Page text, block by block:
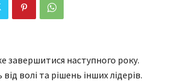
завершитися наступного року.
волі та рішень інших лідерів.